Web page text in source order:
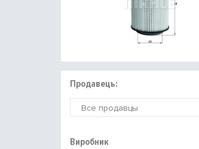
Продавець:
Виробник